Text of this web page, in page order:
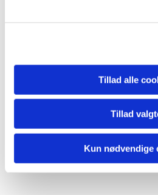
Tillad alle
Tillad
Kun nødvendige
Du vil måske